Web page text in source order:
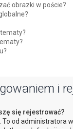
obrazki w poście?
i
się rejestrować?
To od administratora